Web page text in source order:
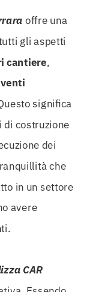
offre una
gli aspetti
cantiere,
significa
di costruzione
dei
che
in un settore
avere
CAR